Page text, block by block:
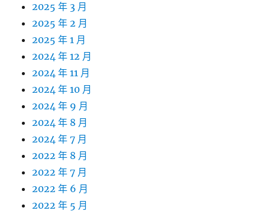
2025 年 3 月
2025 年 2 月
2025 年 1 月
2024 年 12 月
2024 年 11 月
2024 年 10 月
2024 年 9 月
2024 年 8 月
2024 年 7 月
2022 年 8 月
2022 年 7 月
2022 年 6 月
2022 年 5 月